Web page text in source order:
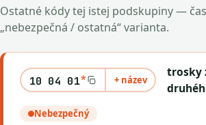
Ostatné kódy tej istej podskupiny —
„nebezpečná / ostatná“ varianta.
10 04 01* + název
trosky
Nebezpečný